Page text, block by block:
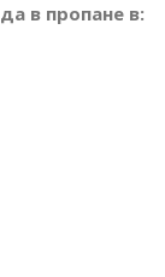
в пропане в: